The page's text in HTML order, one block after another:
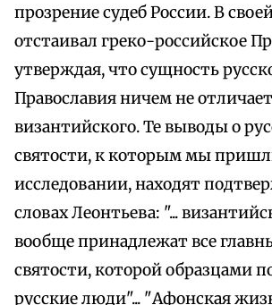
прозрение судеб России. В
отстаивал греко-российское
утверждая, что сущность
Православия ничем не
византийского. Те выводы о
святости, к которым мы
исследовании, находят
словах Леонтьева: "...
вообще принадлежат все
святости, которой образцами
русские люди"... "Афонская